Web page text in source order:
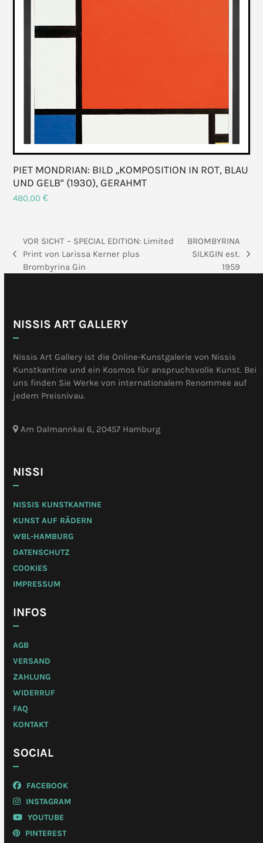
PIET MONDRIAN: BILD „KOMPOSITION IN ROT, BLAU
UND GELB“ (1930), GERAHMT
480,00€
vorheriger
Beitrag:
VOR SICHT – SPECIAL EDITION: Limited
Print von Larissa Kerner plus
Brombyrina Gin
Nächster
Beitrag:
BROMBYRINA
SILKGIN est.
1959
NISSIS ART GALLERY
Nissis Art Gallery ist die Online-Kunstgalerie von Nissis
Kunstkantine und ein Kosmos für anspruchsvolle Kunst. Bei
uns finden Sie Werke von internationalem Renommee auf
jedem Preisnivau.
Am Dalmannkai 6, 20457 Hamburg
NISSI
NISSIS KUNSTKANTINE
KUNST AUF RÄDERN
WBL-HAMBURG
DATENSCHUTZ
COOKIES
IMPRESSUM
INFOS
AGB
VERSAND
ZAHLUNG
WIDERRUF
FAQ
KONTAKT
SOCIAL
FACEBOOK
INSTAGRAM
YOUTUBE
PINTEREST